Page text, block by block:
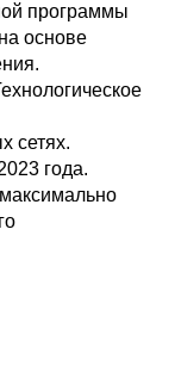
программы
основе
сетях.
года.